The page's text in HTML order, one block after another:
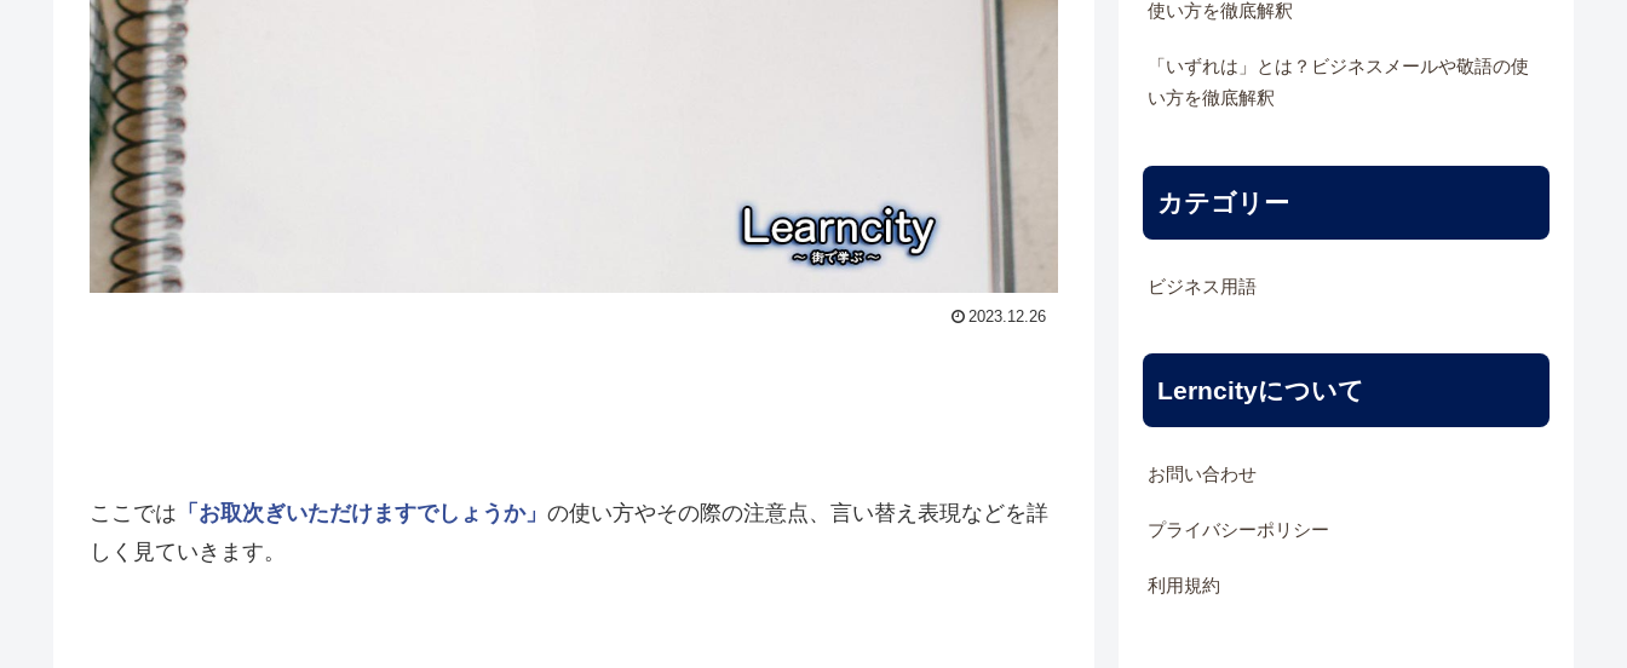
2023.12.26
ここでは 「お取次ぎいただけますでしょうか」 の使い方やその際の注意点、言い替え表現などを詳
しく見ていきます。
使い方を徹底解釈
「いずれは」とは？ビジネスメールや敬語の使
い方を徹底解釈
カテゴリー
ビジネス用語
Lerncityについて
お問い合わせ
プライバシーポリシー
利用規約